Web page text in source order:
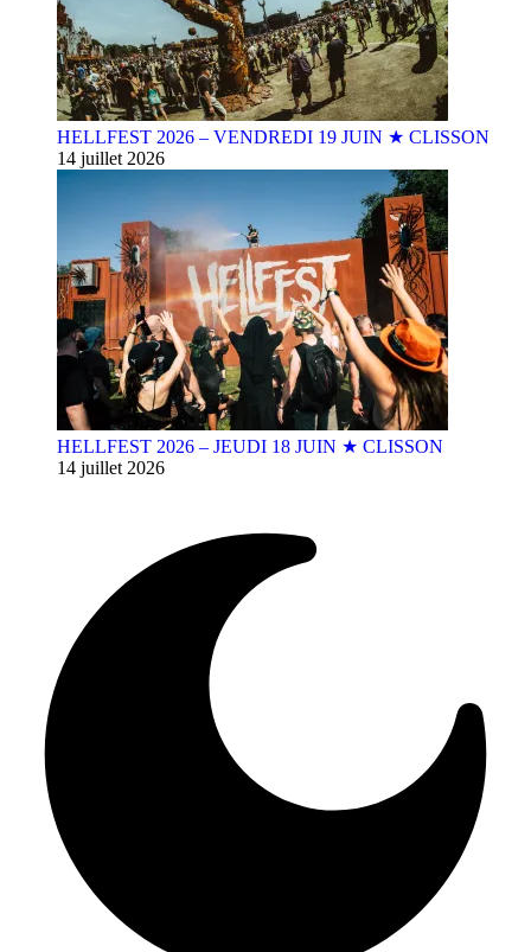
HELLFEST 2026 – VENDREDI 19 JUIN ★ CLISSON
14 juillet 2026
HELLFEST 2026 – JEUDI 18 JUIN ★ CLISSON
14 juillet 2026